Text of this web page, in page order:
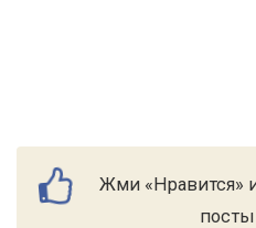
Жми «Нравится»
посты